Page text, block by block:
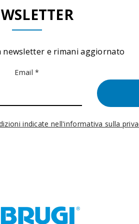
newsletter e rimani aggiornato
Email *
indicate nell'informativa sulla